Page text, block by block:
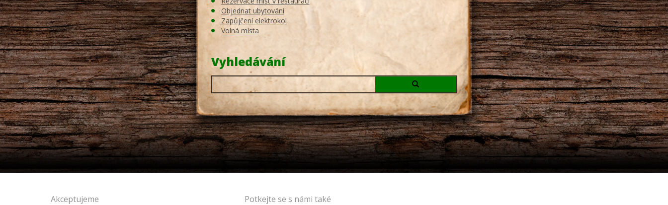
Objednat ubytování
Zapůjčení elektrokol
Volná místa
Vyhledávání
Hledaný
Akceptujeme Potkejte se s námi také